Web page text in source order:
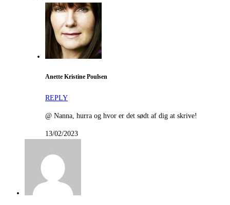
Anette Kristine Poulsen
REPLY
@ Nanna, hurra og hvor er det sødt af dig at skrive!
13/02/2023